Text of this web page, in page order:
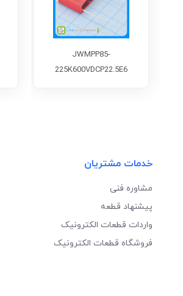
JWMPP85-
225K600VDCP22.5E6
خدمات مشتریان
مشاوره فنی
پیشنهاد قطعه
واردات قطعات الکترونیک
فروشگاه قطعات الکترونیک